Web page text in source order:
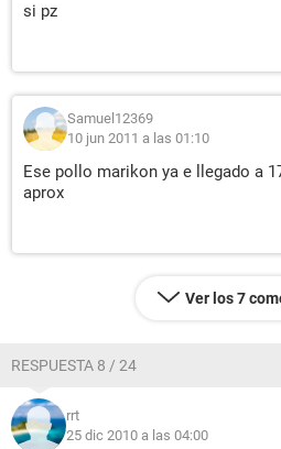
si pz
Samuel12369
10 jun 2011 a las 01:10
Ese pollo marikon ya e llegado a
aprox
Ver los 7
RESPUESTA 8 / 24
rrt
25 dic 2010 a las 04:00